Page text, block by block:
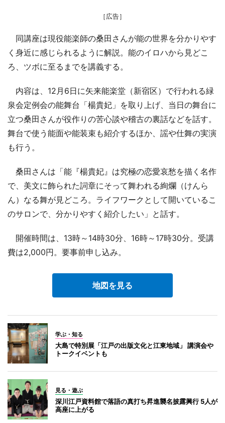
［広告］
同講座は現役能楽師の桑田さんが能の世界を分かりやす
く身近に感じられるように解説。能のイロハから見どこ
ろ、ツボに至るまでを講義する。
内容は、12月6日に矢来能楽堂（新宿区）で行われる緑
泉会定例会の能舞台「楊貴妃」を取り上げ、当日の舞台に
立つ桑田さんが役作りの苦心談や稽古の裏話などを話す。
舞台で使う能面や能装束も紹介するほか、謡や仕舞の実演
も行う。
桑田さんは「能『楊貴妃』は究極の恋愛哀愁を描く名作
で、美文に飾られた詞章にそって舞われる絢爛（けんら
ん）なる舞が見どころ。ライフワークとして開いているこ
のサロンで、分かりやすく紹介したい」と話す。
開催時間は、13時～14時30分、16時～17時30分。受講
費は2,000円。要事前申し込み。
地図を見る
学ぶ・知る
大島で特別展「江戸の出版文化と江東地域」 講演会や
トークイベントも
見る・遊ぶ
深川江戸資料館で落語の真打ち昇進襲名披露興行 5人が
高座に上がる